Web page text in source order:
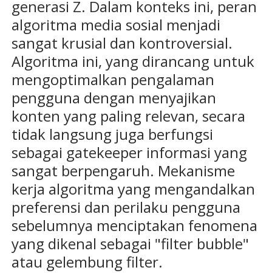
generasi Z. Dalam konteks ini, peran
algoritma media sosial menjadi
sangat krusial dan kontroversial.
Algoritma ini, yang dirancang untuk
mengoptimalkan pengalaman
pengguna dengan menyajikan
konten yang paling relevan, secara
tidak langsung juga berfungsi
sebagai gatekeeper informasi yang
sangat berpengaruh. Mekanisme
kerja algoritma yang mengandalkan
preferensi dan perilaku pengguna
sebelumnya menciptakan fenomena
yang dikenal sebagai "filter bubble"
atau gelembung filter.